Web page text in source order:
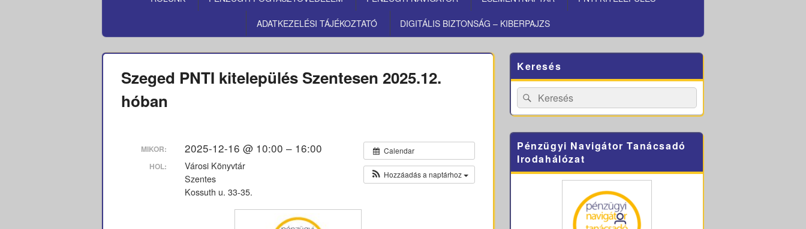
ADATKEZELÉSI TÁJÉKOZTATÓ DIGITÁLIS BIZTONSÁG – KIBERPAJZS
Szeged PNTI kitelepülés Szentesen 2025.12.
hóban
Calendar
Hozzáadás a naptárhoz
MIKOR: 2025-12-16 @ 10:00 – 16:00
HOL:
Városi Könyvtár
Szentes
Kossuth u. 33-35.
Sidebar
Widget
Area
Keresés
Search
for:
Search
Pénzügyi Navigátor Tanácsadó
Irodahálózat